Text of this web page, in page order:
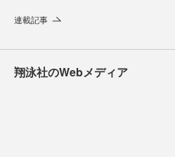
連載記事
翔泳社のWebメディア